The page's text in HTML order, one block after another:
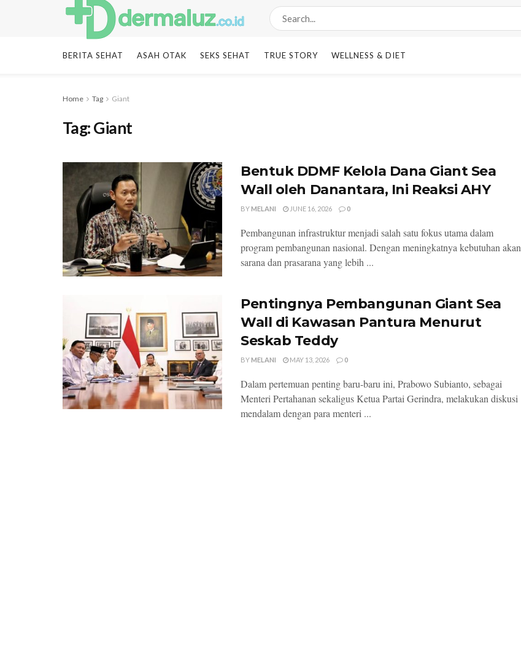
BERITA SEHAT ASAH OTAK SEKS SEHAT TRUE STORY WELLNESS & DIET
Home Tag Giant
Tag:Giant
Bentuk DDMF Kelola Dana Giant Sea
Wall oleh Danantara, Ini Reaksi AHY
BYMELANI JUNE 16, 2026 0
Pembangunan infrastruktur menjadi salah satu fokus utama dalam
program pembangunan nasional. Dengan meningkatnya kebutuhan akan
sarana dan prasarana yang lebih ...
Pentingnya Pembangunan Giant Sea
Wall di Kawasan Pantura Menurut
Seskab Teddy
BYMELANI MAY 13, 2026 0
Dalam pertemuan penting baru-baru ini, Prabowo Subianto, sebagai
Menteri Pertahanan sekaligus Ketua Partai Gerindra, melakukan diskusi
mendalam dengan para menteri ...